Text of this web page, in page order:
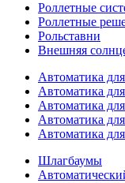
Роллетные
Роллетные
Рольставни
Внешняя
Автоматика
Автоматика
Автоматика
Автоматика
Автоматика
Шлагбаумы